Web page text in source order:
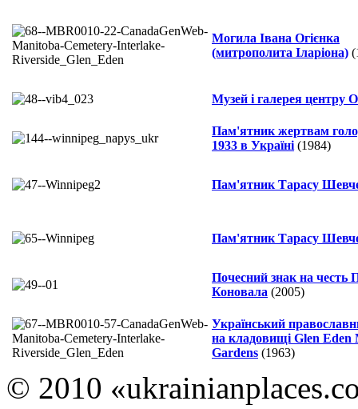
Могила Івана Огієнка
(митрополита Іларіона)
Музей і галерея центру
Пам'ятник жертвам
1933 в Україні (1984)
Пам'ятник Тарасу
Пам'ятник Тарасу
Почесний знак на честь
Коновала (2005)
Український
на кладовищі Glen Eden
Gardens (1963)
© 2010